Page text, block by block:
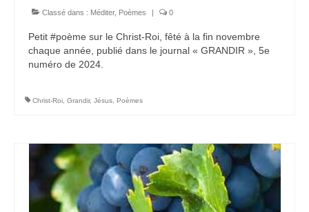
Classé dans : Méditer, Poèmes 0
Petit #poème sur le Christ-Roi, fêté à la fin novembre
chaque année, publié dans le journal « GRANDIR », 5e
numéro de 2024.
Christ-Roi, Grandir, Jésus, Poèmes